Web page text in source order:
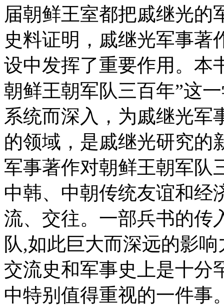
届朝鲜王室都把戚继光的
史料证明，戚继光军事著
设中发挥了重要作用。本
朝鲜王朝军队三百年”这
系统而深入，为戚继光军
的领域，是戚继光研究的
军事著作对朝鲜王朝军队
中韩、中朝传统友谊和经
流、交往。一部兵书的传
队,如此巨大而深远的影
交流史和军事史上是十分
中特别值得重视的一件事